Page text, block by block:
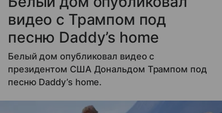
видео с Трампом под
песню Daddy’s home
Белый дом опубликовал видео с
президентом США Дональдом Трампом под
песню Daddy’s home.